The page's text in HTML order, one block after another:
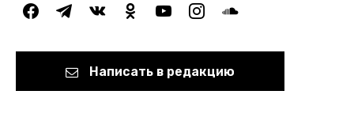
facebooktelegramvkontakteodnoklassniki
youtubeinstagramsoundcloud
Написать в редакцию